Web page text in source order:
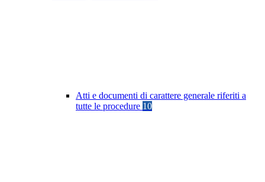
Atti e documenti di carattere generale riferiti a
tutte le procedure 10